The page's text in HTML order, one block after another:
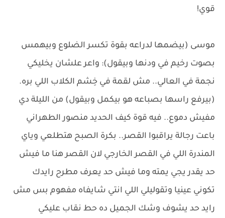
قوي!
موسى (بيضمها لدراعه بقوة تكسر الضلوع وبيهمس
بصوت رخيم في ودنها وبيقول): واعر علشان يخليكي
نجمة في العالي.. مش لقمة في خِشم الكلاب اللي بره.
(بيرفع راسها بصباعه هو بيكمل وبيقول) من الليلة دي
مفيش دموع.. فيه قوة كيف الحديد منصور الطهراني
باعت رجالة يراقبوا القصر.. بكرة الصبح هتطلعي وياي
المندرة اللي في القصر الخارجي لان القصر هنا ما فيش
حد يقدر يجي يمته وما فيش حد يعرف مطرح رايدك
تكوني عينيا وتقوليلي اللي انتي شايفاه مفهوم بس مش
رايد حد يشوف وشك الجميل ده حط نقاب عليكي